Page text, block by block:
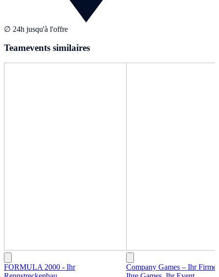
∅ 24h jusqu'à l'offre
Teamevents similaires
FORMULA 2000 - Ihr
Company Games – Ihr